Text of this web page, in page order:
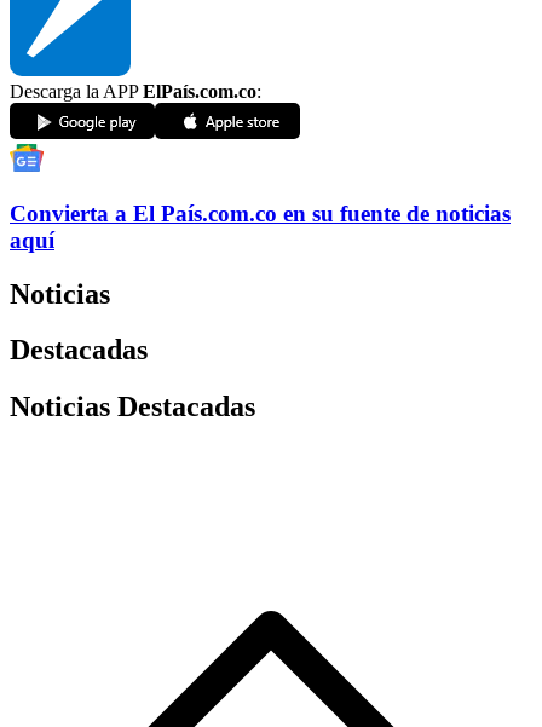
Descarga la APPElPaís.com.co:
Convierta a El País.com.co en su fuente de noticias
aquí
Noticias
Destacadas
Noticias Destacadas